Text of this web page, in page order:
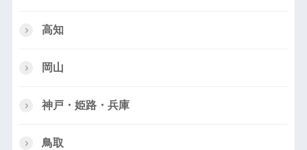
高知
岡山
神戸・姫路・兵庫
鳥取